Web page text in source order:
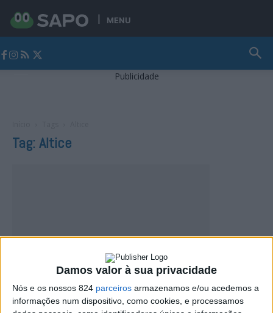
Damos valor à sua privacidade
Nós e os nossos 824 parceiros armazenamos e/ou acedemos a
informações num dispositivo, como cookies, e processamos
MENU
Publicidade
Tag: Altice
Altice entrega equipamentos à GNR de Portalegre
para combater isolamento social
Redacção 24 de Fevereiro, 2021